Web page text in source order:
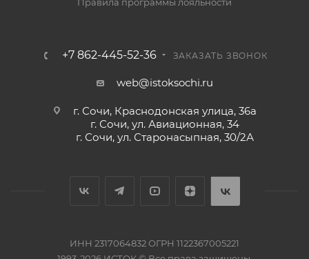
+7 862-445-52-36 ЗАКАЗАТЬ ЗВОНОК
web@istoksochi.ru
г. Сочи, Краснодонская улица, 36а
г. Сочи, ул. Авиационная, 34
г. Сочи, ул. Старонасыпная, 30/2А
ИНН 2317064832 ОГРН 1122367005221